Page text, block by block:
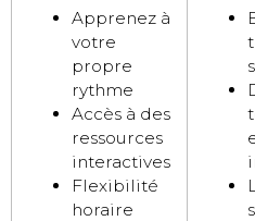
Apprenez à
votre
propre
rythme
Accès à des
ressources
interactives
Flexibilité
horaire